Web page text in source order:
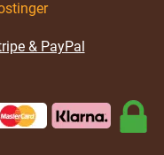
& PayPal